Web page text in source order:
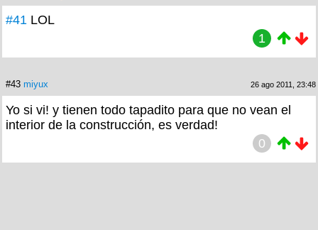
#41 LOL
1
#43 miyux 26 ago 2011, 23:48
Yo si vi! y tienen todo tapadito para que no vean el
interior de la construcción, es verdad!
0